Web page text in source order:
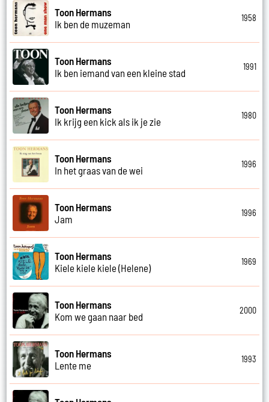
Toon Hermans
Ik ben de muzeman
1958
Toon Hermans
Ik ben iemand van een kleine stad
1991
Toon Hermans
Ik krijg een kick als ik je zie
1980
Toon Hermans
In het graas van de wei
1996
Toon Hermans
Jam
1996
Toon Hermans
Kiele kiele kiele (Helene)
1969
Toon Hermans
Kom we gaan naar bed
2000
Toon Hermans
Lente me
1993